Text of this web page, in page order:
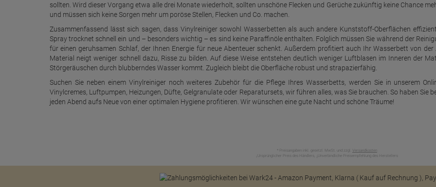
sollten. Wird dieser Vorgang etwa alle drei Monate wiederholt, sollten unschöne Flecken und Gerüche zukünftig keine Chance
und müssen sich keine Sorgen mehr um poröse Stellen, Flecken und Co. machen.
Zusammenfassend lässt sich sagen, dass Vinylreiniger sowohl Wasserbetten als auch andere Kunststoff-Oberflächen
Spray trocknet schnell ein und – besonders wichtig – es sind keine Paraffinöle enthalten. Folglich müssen Sie während der
für einen geruhsamen Schlaf, der Ihnen Energie für neue Abenteuer schenkt. Außerdem profitiert auch Ihr Wasserbett von
Material neigt weniger schnell dazu, Risse zu bilden. Auf diese Weise entstehen deutlich weniger Luftblasen im Inneren der
Störgeräuschen durch blubberndes Wasser kommt. Zugleich bleibt die Oberfläche robust und strapazierfähig.
Suchen Sie neben einem Vinylreiniger noch weiteres Zubehör für die Pflege Ihres Wasserbetts, werden Sie in unserem
Vinylcremes, Luftpumpen, Heizungen, Düfte, Gelgranulate oder Reparatursets, wir führen alles, was Sie brauchen. So haben Sie
jeden Abend aufs Neue von einer optimalen Hygiene profitieren. Wir wünschen eine gute Nacht und schöne Träume!
* Preisangaben inkl. gesetzl. MwSt. und zzgl. Versandkosten
Ursprünglicher Preis des Händlers, Unverbindliche Preisempfehlung des Herstellers